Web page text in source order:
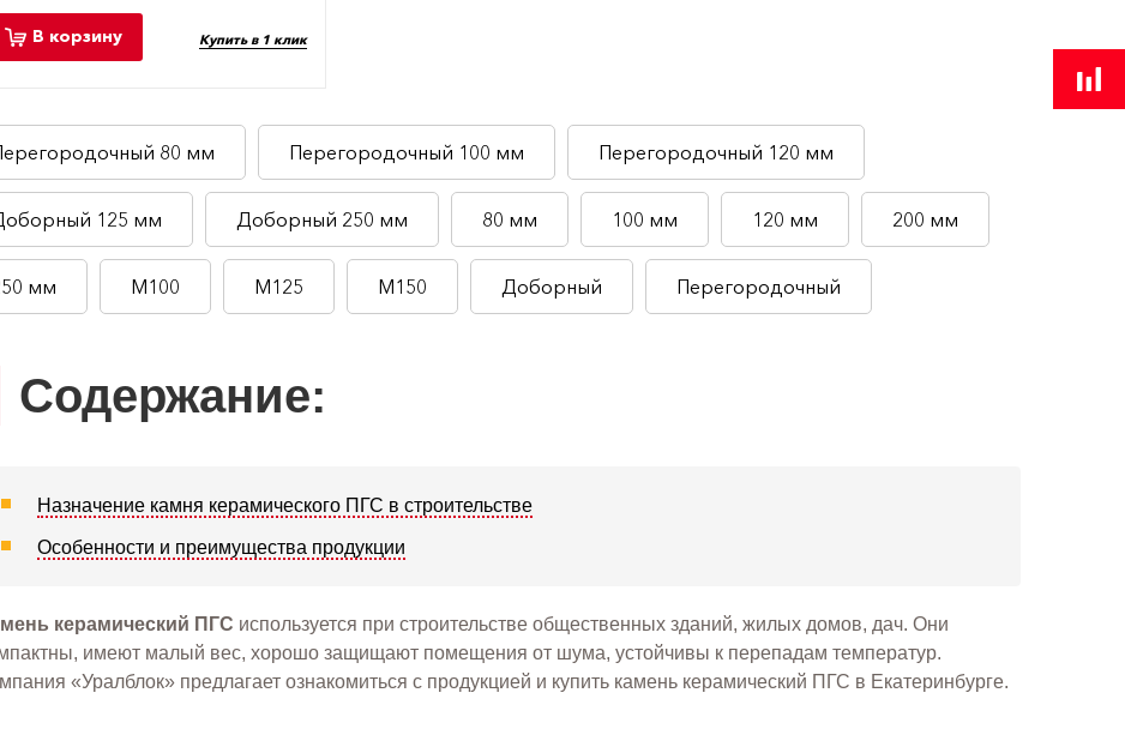
В корзину Купить в 1 клик
80 мм Перегородочный 100 мм Перегородочный 120 мм
125 мм Доборный 250 мм 80 мм 100 мм 120 мм 200 мм
мм М100 М125 М150 Доборный Перегородочный
Содержание:
Назначение камня керамического ПГС в строительстве
Особенности и преимущества продукции
керамический ПГС используется при строительстве общественных зданий, жилых домов, дач. Они
имеют малый вес, хорошо защищают помещения от шума, устойчивы к перепадам температур.
«Уралблок» предлагает ознакомиться с продукцией и купить камень керамический ПГС в Екатеринбурге.